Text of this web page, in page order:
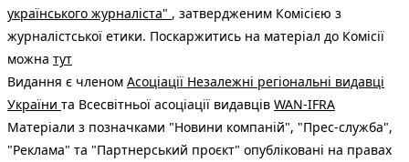
українського журналіста" , затвердженим Комісією з
журналістської етики. Поскаржитись на матеріал до Комісії
можна тут
Видання є членом Асоціації Незалежні регіональні видавці
України та Всесвітньої асоціації видавців WAN-IFRA
Матеріали з позначками "Новини компаній", "Прес-служба",
"Реклама" та "Партнерський проєкт" опубліковані на правах